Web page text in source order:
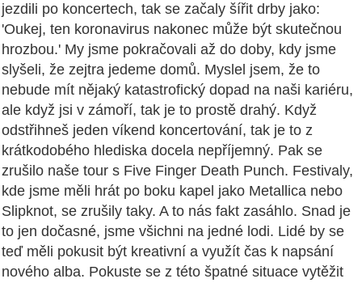
jezdili po koncertech, tak se začaly šířit drby jako:
'Oukej, ten koronavirus nakonec může být skutečnou
hrozbou.' My jsme pokračovali až do doby, kdy jsme
slyšeli, že zejtra jedeme domů. Myslel jsem, že to
nebude mít nějaký katastrofický dopad na naši kariéru,
ale když jsi v zámoří, tak je to prostě drahý. Když
odstřihneš jeden víkend koncertování, tak je to z
krátkodobého hlediska docela nepříjemný. Pak se
zrušilo naše tour s Five Finger Death Punch. Festivaly,
kde jsme měli hrát po boku kapel jako Metallica nebo
Slipknot, se zrušily taky. A to nás fakt zasáhlo. Snad je
to jen dočasné, jsme všichni na jedné lodi. Lidé by se
teď měli pokusit být kreativní a využít čas k napsání
nového alba. Pokuste se z této špatné situace vytěžit